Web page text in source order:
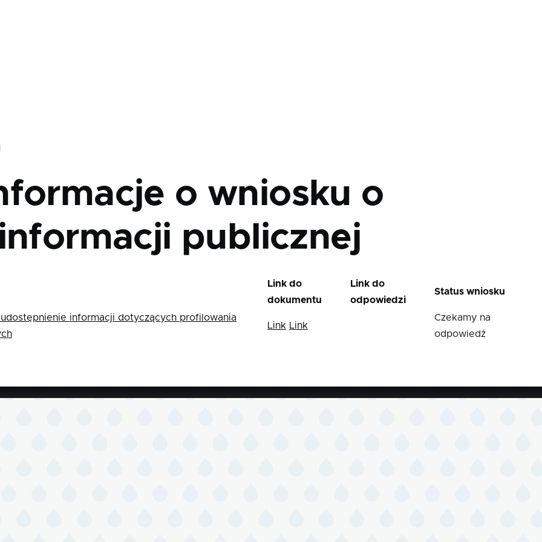
o wniosku o
publicznej
Link do
dokumentu
Link do
odpowiedzi
Status wniosku
informacji dotyczących profilowania
Link Link
Czekamy na
odpowiedź